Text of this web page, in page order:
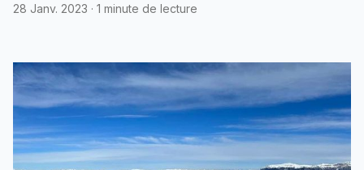
28 Janv. 2023 · 1 minute de lecture